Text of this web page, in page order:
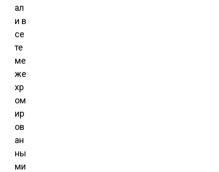
ал
и в
се
те
ме
же
хр
ом
ир
ов
ан
ны
ми